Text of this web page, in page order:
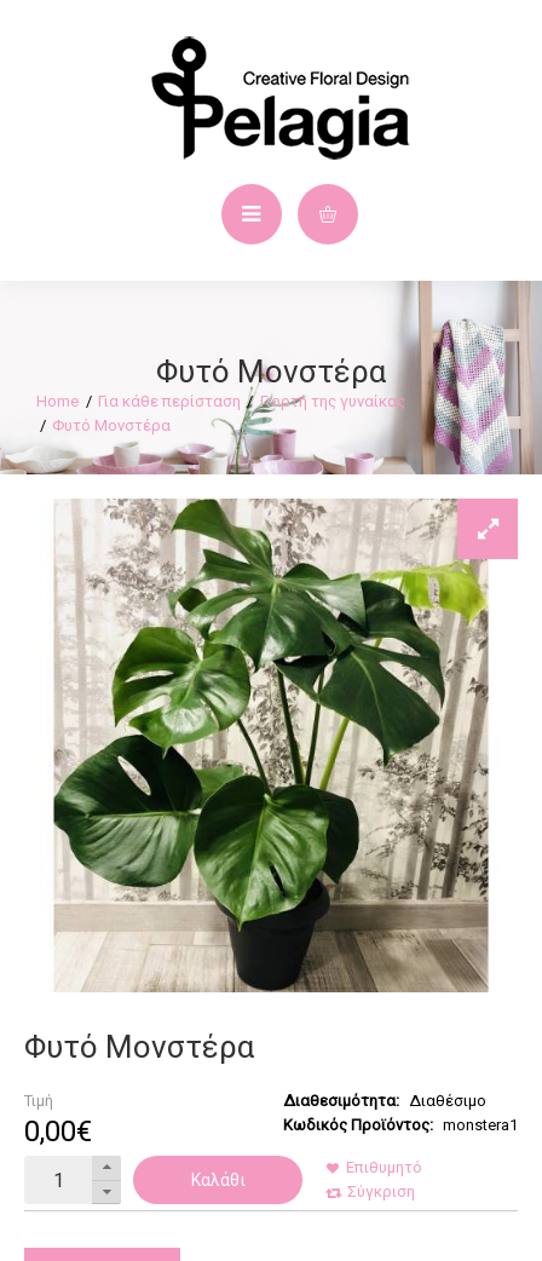
Φυτό Μονστέρα
Για κάθε περίσταση
Γιορτή της γυναίκας
Φυτό Μονστέρα
Φυτό Μονστέρα
Τιμή
0,00€
Διαθεσιμότητα: Διαθέσιμο
Κωδικός Προϊόντος: monstera1
Καλάθι
Επιθυμητό
Σύγκριση